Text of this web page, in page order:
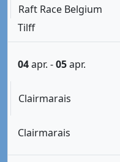
Raft Race Belgium
Tilff
04apr. -05apr.
Clairmarais
Clairmarais